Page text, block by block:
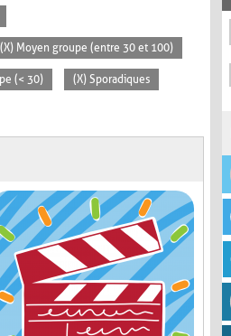
(X) Moyen groupe (entre 30 et 100)
(< 30) (X) Sporadiques